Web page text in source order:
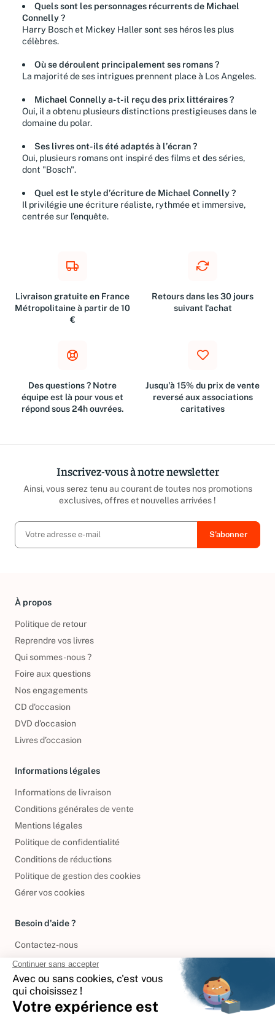
Quels sont les personnages récurrents de Michael
Connelly ?
Harry Bosch et Mickey Haller sont ses héros les plus
célèbres.
Où se déroulent principalement ses romans ?
La majorité de ses intrigues prennent place à Los Angeles.
Michael Connelly a-t-il reçu des prix littéraires ?
Oui, il a obtenu plusieurs distinctions prestigieuses dans le
domaine du polar.
Ses livres ont-ils été adaptés à l’écran ?
Oui, plusieurs romans ont inspiré des films et des séries,
dont "Bosch".
Quel est le style d’écriture de Michael Connelly ?
Il privilégie une écriture réaliste, rythmée et immersive,
centrée sur l’enquête.
Livraison gratuite en France
Métropolitaine à partir de 10
€
Retours dans les 30 jours
suivant l'achat
Des questions ? Notre
équipe est là pour vous et
répond sous 24h ouvrées.
Jusqu'à 15% du prix de vente
reversé aux associations
caritatives
Inscrivez-vous à notre newsletter
Ainsi, vous serez tenu au courant de toutes nos promotions
exclusives, offres et nouvelles arrivées !
À propos
Politique de retour
Reprendre vos livres
Qui sommes-nous ?
Foire aux questions
Nos engagements
CD d'occasion
DVD d'occasion
Livres d’occasion
Informations légales
Informations de livraison
Conditions générales de vente
Mentions légales
Politique de confidentialité
Conditions de réductions
Politique de gestion des cookies
Gérer vos cookies
Besoin d'aide ?
Contactez-nous
International